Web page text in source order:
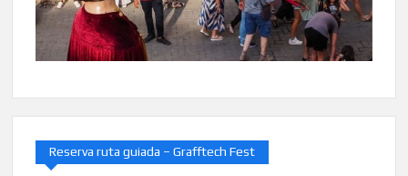
Reserva ruta guiada – Grafftech Fest